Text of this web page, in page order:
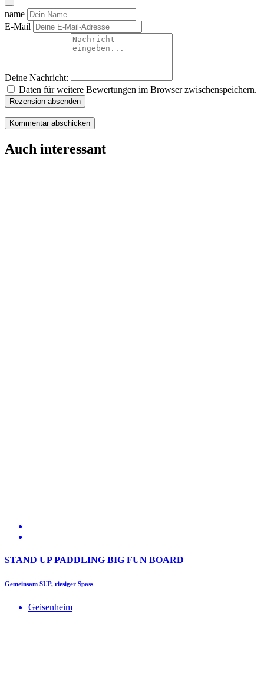
name
E-Mail
Deine Nachricht:
Daten für weitere Bewertungen im Browser zwischenspeichern.
Rezension absenden
Auch interessant
STAND UP PADDLING BIG FUN BOARD
Gemeinsam SUP, riesiger Spass
Geisenheim